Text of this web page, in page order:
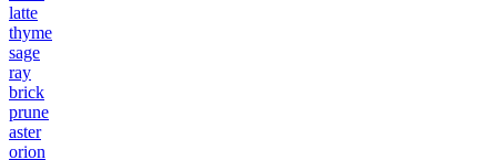
latte
thyme
sage
ray
brick
prune
aster
orion